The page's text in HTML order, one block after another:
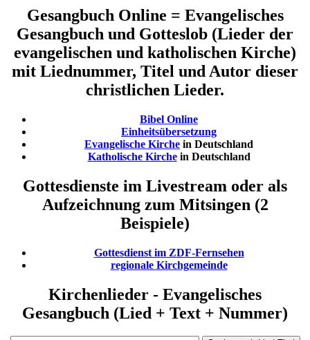
Gesangbuch Online = Evangelisches
Gesangbuch und Gotteslob (Lieder der
evangelischen und katholischen Kirche)
mit Liednummer, Titel und Autor dieser
christlichen Lieder.
Bibel Online
Einheitsübersetzung
Evangelische Kirche in Deutschland
Katholische Kirchein Deutschland
Gottesdienste im Livestream oder als
Aufzeichnung zum Mitsingen (2
Beispiele)
Gottesdienst im ZDF-Fernsehen
regionale Kirchgemeinde
Kirchenlieder - Evangelisches
Gesangbuch (Lied + Text + Nummer)